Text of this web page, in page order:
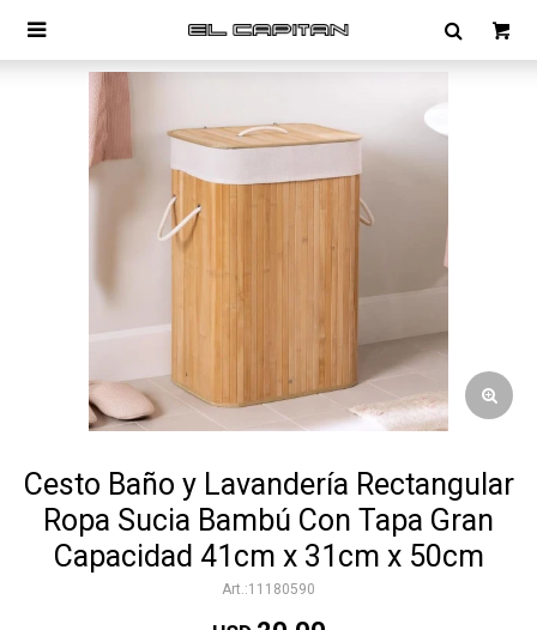

Cesto Baño y Lavandería Rectangular
Ropa Sucia Bambú Con Tapa Gran
Capacidad 41cm x 31cm x 50cm
11180590